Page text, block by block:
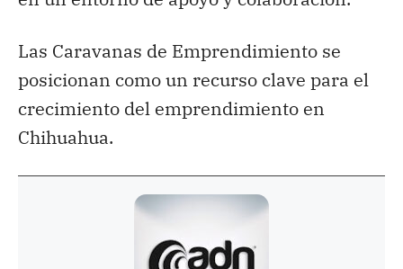
Las Caravanas de Emprendimiento se
posicionan como un recurso clave para el
crecimiento del emprendimiento en
Chihuahua.